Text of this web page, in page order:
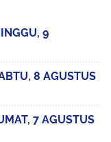
9
8 AGUSTUS
7 AGUSTUS